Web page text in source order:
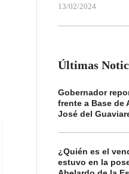
13/02/2024
Últimas
Gobernador
frente a Base de
José del
¿Quién es el
estuvo en la